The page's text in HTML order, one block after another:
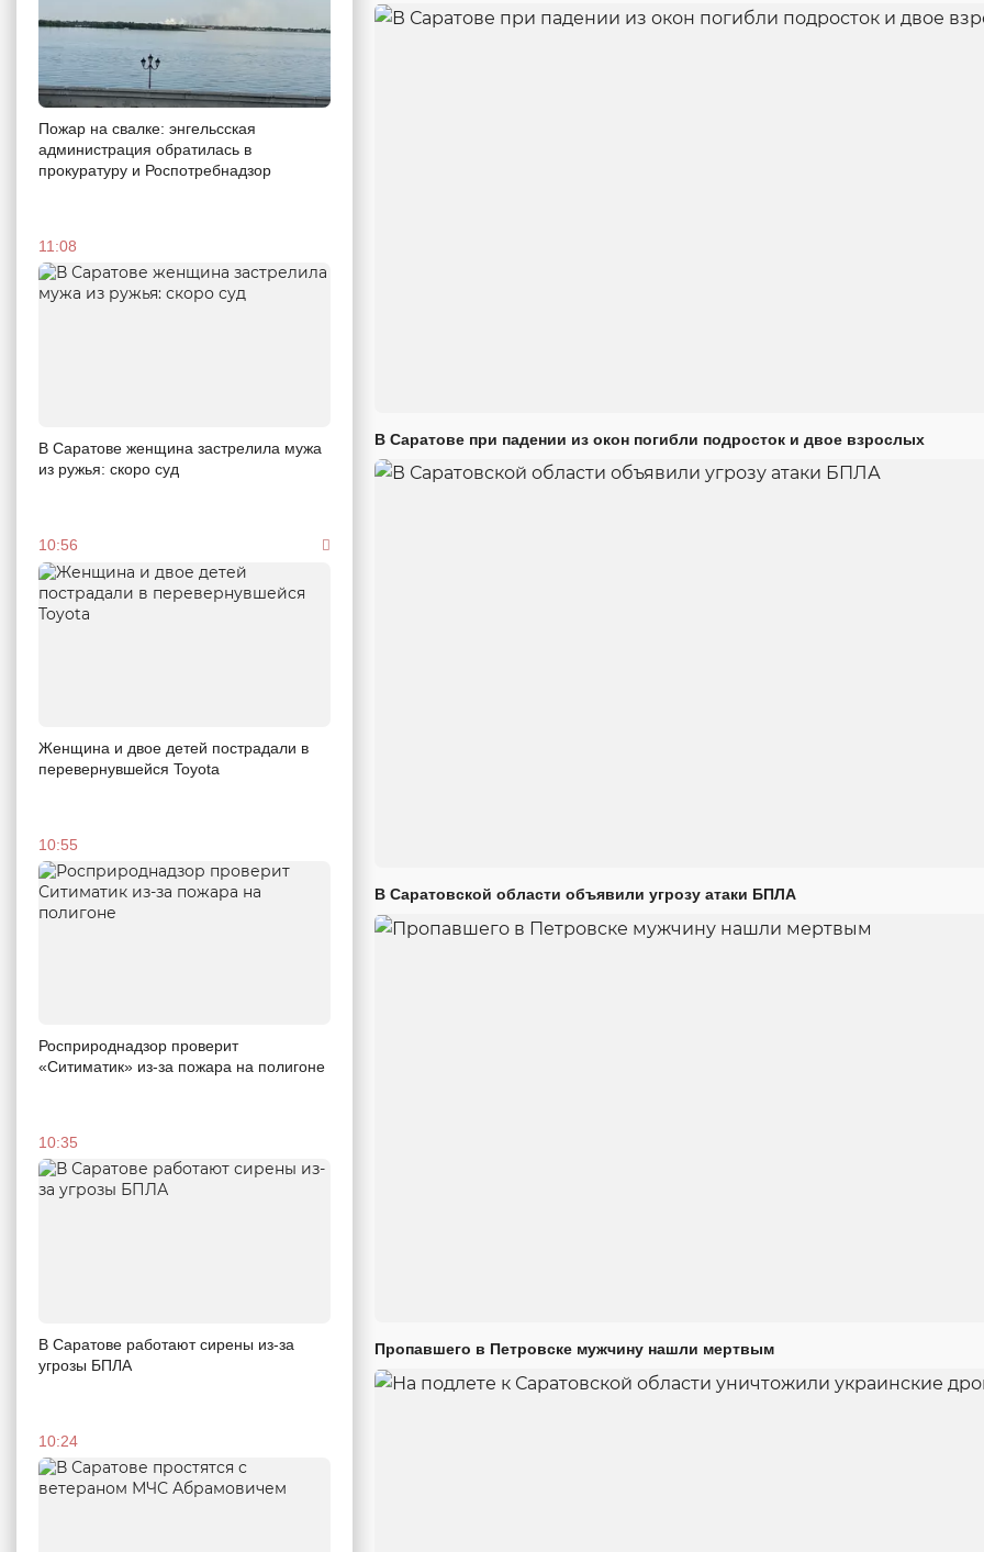
Пожар на свалке: энгельсская
администрация обратилась в
прокуратуру и Роспотребнадзор
11:08
В Саратове женщина застрелила мужа
из ружья: скоро суд
10:56
Женщина и двое детей пострадали в
перевернувшейся Toyota
10:55
Росприроднадзор проверит
«Ситиматик» из-за пожара на полигоне
10:35
В Саратове работают сирены из-за
угрозы БПЛА
10:24
В Саратове при падении из окон погибли подросток и двое взрослых
В Саратовской области объявили угрозу атаки БПЛА
Пропавшего в Петровске мужчину нашли мертвым